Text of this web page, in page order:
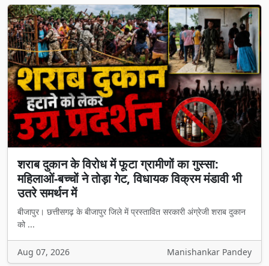
शराब दुकान के विरोध में फूटा ग्रामीणों का गुस्सा:
महिलाओं-बच्चों ने तोड़ा गेट, विधायक विक्रम मंडावी भी
उतरे समर्थन में
बीजापुर। छत्तीसगढ़ के बीजापुर जिले में प्रस्तावित सरकारी अंग्रेजी शराब दुकान
को ...
Aug 07, 2026 Manishankar Pandey